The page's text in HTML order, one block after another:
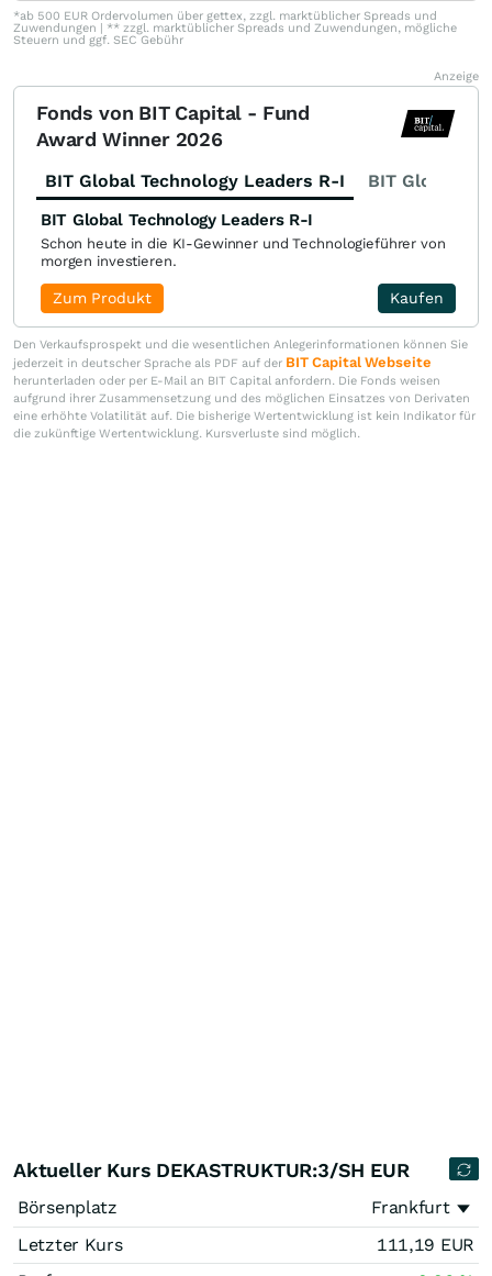
*ab 500 EUR Ordervolumen über gettex, zzgl. marktüblicher Spreads und
Zuwendungen | ** zzgl. marktüblicher Spreads und Zuwendungen, mögliche
Steuern und ggf. SEC Gebühr
Anzeige
Fonds von BIT Capital - Fund
Award Winner 2026
BIT Global Technology Leaders R-I BIT Global
BIT Global Technology Leaders R-I
Schon heute in die KI-Gewinner und Technologieführer von
morgen investieren.
Kaufen
Zum Produkt
Den Verkaufsprospekt und die wesentlichen Anlegerinformationen können Sie
jederzeit in deutscher Sprache als PDF auf der BIT Capital Webseite
herunterladen oder per E-Mail an BIT Capital anfordern. Die Fonds weisen
aufgrund ihrer Zusammensetzung und des möglichen Einsatzes von Derivaten
eine erhöhte Volatilität auf. Die bisherige Wertentwicklung ist kein Indikator für
die zukünftige Wertentwicklung. Kursverluste sind möglich.
Aktueller Kurs DEKASTRUKTUR:3/SH EUR
Börsenplatz
Frankfurt
Letzter Kurs
111,19 EUR